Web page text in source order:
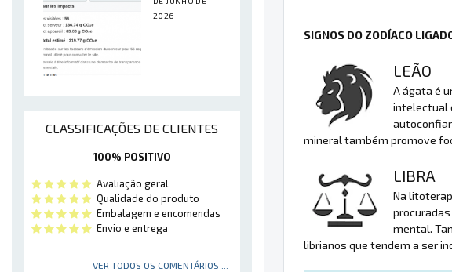
2026
CLASSIFICAÇÕES DE CLIENTES
100% POSITIVO
Avaliação geral
Qualidade do produto
Embalagem e encomendas
Envio e entrega
VER TODOS OS COMENTÁRIOS ...
SIGNOS DO ZODÍACO
LEÃO
A ágata é
intelectual
mineral também promove
LIBRA
Na
mental.
librianos que tendem a ser